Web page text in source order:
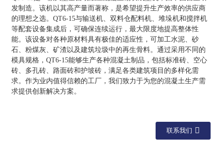
发制造。该机以其高产量而著称，是希望提升生产效率的供应商
的理想之选。QT6-15与输送机、双料仓配料机、堆垛机和搅拌机
等配套设备集成后，可确保连续运行，最大限度地提高整体性
能。该设备对各种原材料具有极佳的适应性，可加工水泥、砂
石、粉煤灰、矿渣以及建筑垃圾中的再生骨料。通过采用不同的
模具规格，QT6-15能够生产各种混凝土制品，包括标准砖、空心
砖、多孔砖、路面砖和护坡砖，满足各类建筑项目的多样化需
求。作为业内值得信赖的工厂，我们致力于为您的混凝土生产需
求提供创新解决方案。
联系我们